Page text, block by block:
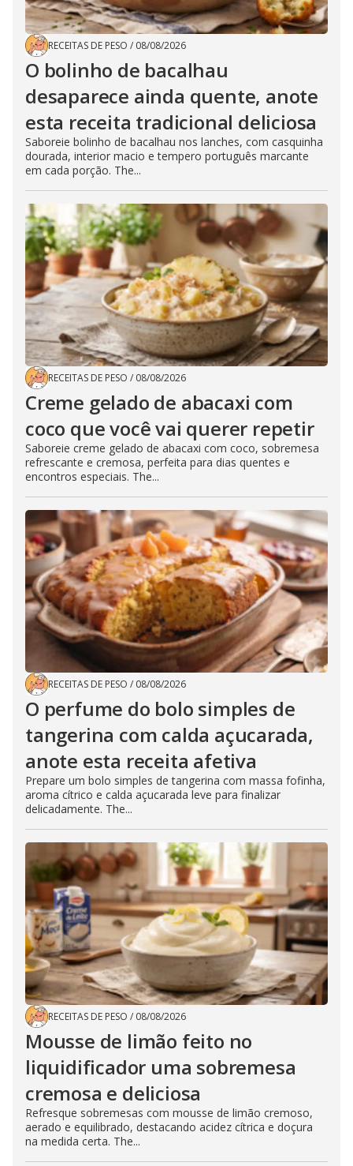
RECEITAS DE PESO / 08/08/2026
O bolinho de bacalhau
desaparece ainda quente, anote
esta receita tradicional deliciosa
Saboreie bolinho de bacalhau nos lanches, com casquinha
dourada, interior macio e tempero português marcante
em cada porção. The...
RECEITAS DE PESO / 08/08/2026
Creme gelado de abacaxi com
coco que você vai querer repetir
Saboreie creme gelado de abacaxi com coco, sobremesa
refrescante e cremosa, perfeita para dias quentes e
encontros especiais. The...
RECEITAS DE PESO / 08/08/2026
O perfume do bolo simples de
tangerina com calda açucarada,
anote esta receita afetiva
Prepare um bolo simples de tangerina com massa fofinha,
aroma cítrico e calda açucarada leve para finalizar
delicadamente. The...
RECEITAS DE PESO / 08/08/2026
Mousse de limão feito no
liquidificador uma sobremesa
cremosa e deliciosa
Refresque sobremesas com mousse de limão cremoso,
aerado e equilibrado, destacando acidez cítrica e doçura
na medida certa. The...